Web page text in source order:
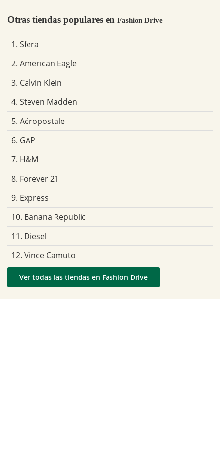
Otras tiendas populares en Fashion Drive
1. Sfera
2. American Eagle
3. Calvin Klein
4. Steven Madden
5. Aéropostale
6. GAP
7. H&M
8. Forever 21
9. Express
10. Banana Republic
11. Diesel
12. Vince Camuto
Ver todas las tiendas en Fashion Drive